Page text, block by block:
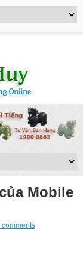
Mobile
comments